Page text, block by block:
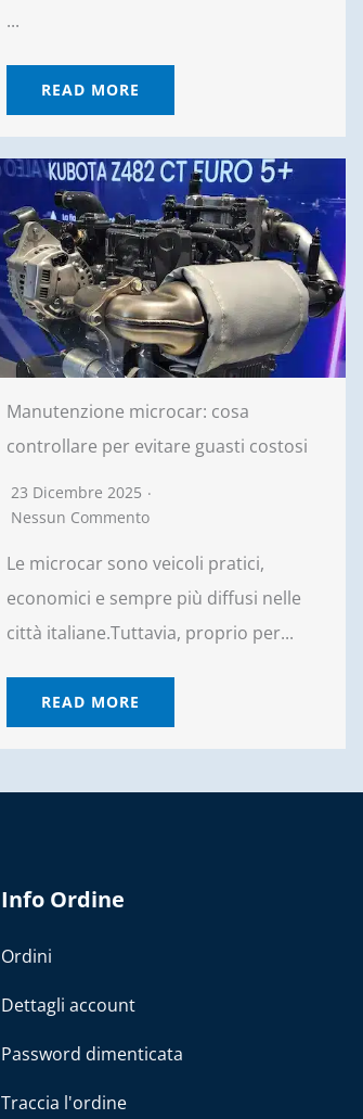
...
READ MORE
Manutenzione microcar: cosa
controllare per evitare guasti costosi
23 Dicembre 2025
Nessun Commento
Le microcar sono veicoli pratici,
economici e sempre più diffusi nelle
città italiane.Tuttavia, proprio per...
READ MORE
Info Ordine
Ordini
Dettagli account
Password dimenticata
Traccia l'ordine